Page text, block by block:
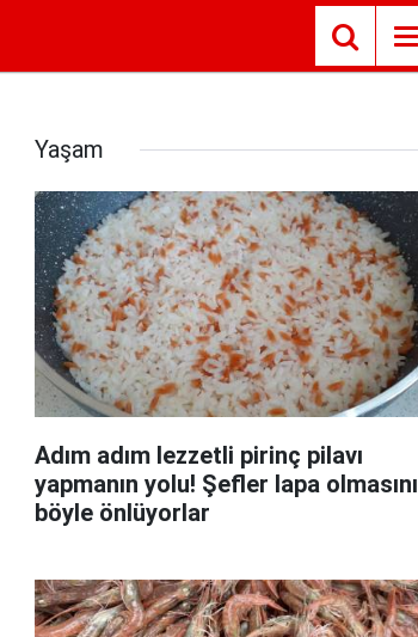
Yaşam
Adım adım lezzetli pirinç pilavı
yapmanın yolu! Şefler lapa olmasını
böyle önlüyorlar